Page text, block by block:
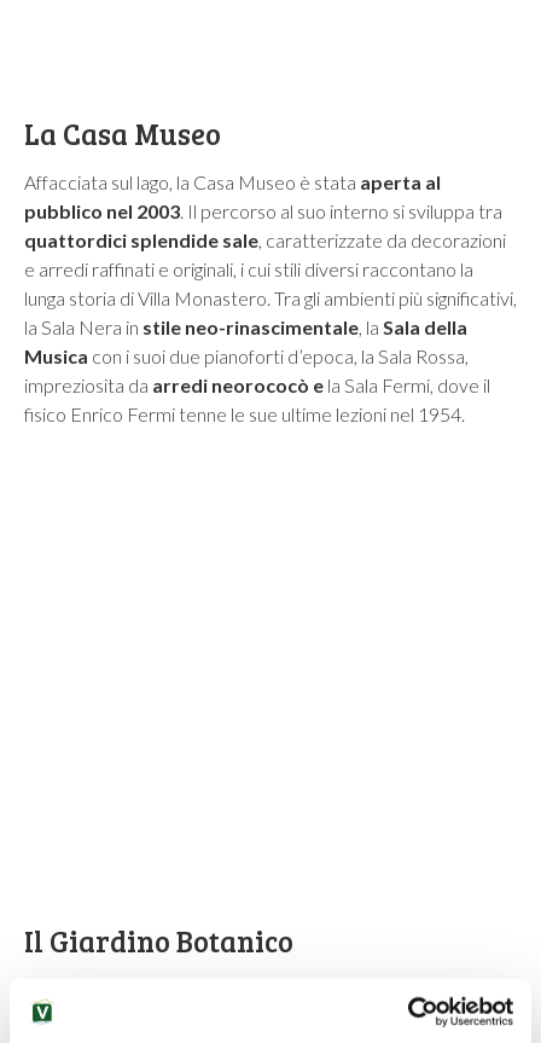
La Casa Museo
Affacciata sul lago, la Casa Museo è stata aperta al
pubblico nel 2003. Il percorso al suo interno si sviluppa tra
quattordici splendide sale, caratterizzate da decorazioni
e arredi raffinati e originali, i cui stili diversi raccontano la
lunga storia di Villa Monastero. Tra gli ambienti più significativi,
la Sala Nera in stile neo-rinascimentale, la Sala della
Musica con i suoi due pianoforti d’epoca, la Sala Rossa,
impreziosita da arredi neorococò e la Sala Fermi, dove il
fisico Enrico Fermi tenne le sue ultime lezioni nel 1954.
Il Giardino Botanico
due chilometri lungo la sponda del lago, da Varenna fino alla